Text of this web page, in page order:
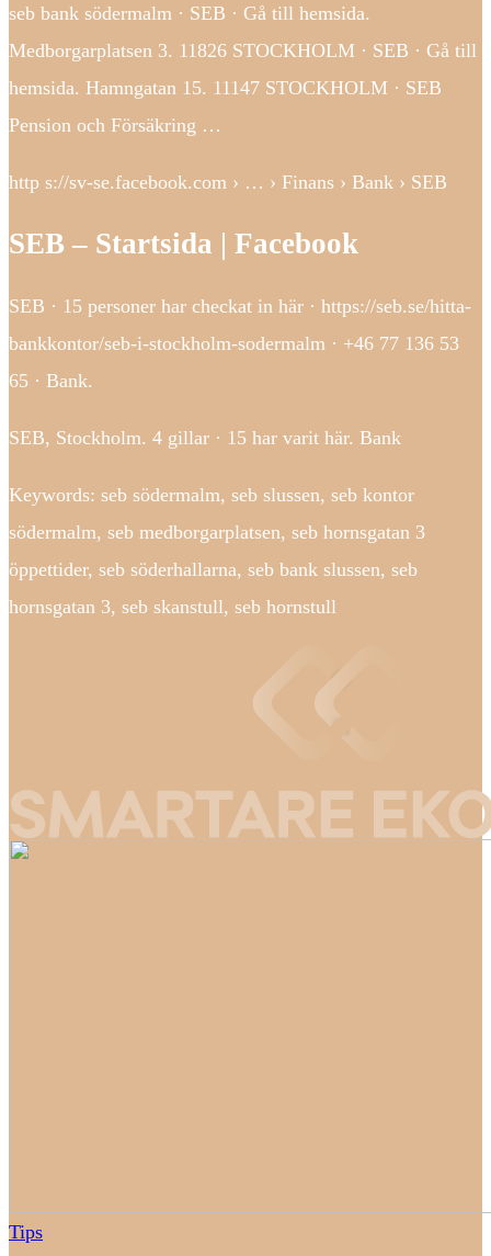
seb bank södermalm · SEB · Gå till hemsida.
Medborgarplatsen 3. 11826 STOCKHOLM · SEB · Gå till
hemsida. Hamngatan 15. 11147 STOCKHOLM · SEB
Pension och Försäkring …
http s://sv-se.facebook.com › … › Finans › Bank › SEB
SEB – Startsida | Facebook
SEB · 15 personer har checkat in här · https://seb.se/hitta-
bankkontor/seb-i-stockholm-sodermalm · +46 77 136 53
65 · Bank.
SEB, Stockholm. 4 gillar · 15 har varit här. Bank
Keywords: seb södermalm, seb slussen, seb kontor
södermalm, seb medborgarplatsen, seb hornsgatan 3
öppettider, seb söderhallarna, seb bank slussen, seb
hornsgatan 3, seb skanstull, seb hornstull
Tips